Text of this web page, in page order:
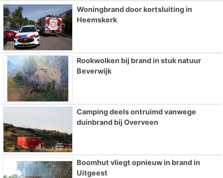
Woningbrand door kortsluiting in
Heemskerk
Rookwolken bij brand in stuk natuur
Beverwijk
Camping deels ontruimd vanwege
duinbrand bij Overveen
Boomhut vliegt opnieuw in brand in
Uitgeest